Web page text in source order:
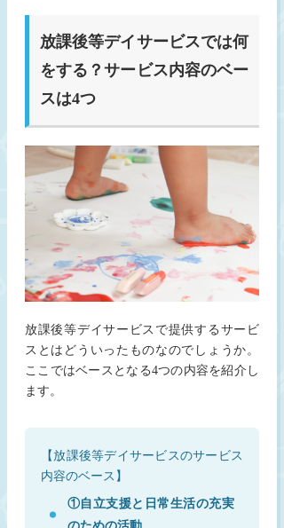
放課後等デイサービスでは何
をする？サービス内容のベー
スは4つ
放課後等デイサービスで提供するサービ
スとはどういったものなのでしょうか。
ここではベースとなる4つの内容を紹介し
ます。
【放課後等デイサービスのサービス
内容のベース】
①自立支援と日常生活の充実